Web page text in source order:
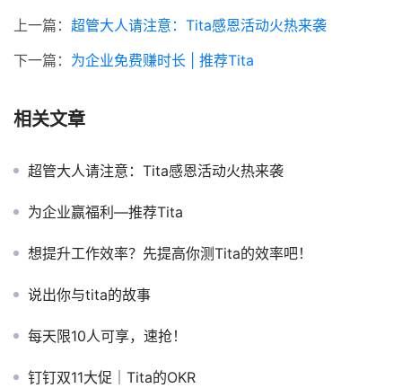
上一篇： 超管大人请注意：Tita感恩活动火热来袭
下一篇： 为企业免费赚时长 | 推荐Tita
相关文章
超管大人请注意：Tita感恩活动火热来袭
为企业赢福利—推荐Tita
想提升工作效率？先提高你测Tita的效率吧！
说出你与tita的故事
每天限10人可享，速抢！
钉钉双11大促｜Tita的OKR